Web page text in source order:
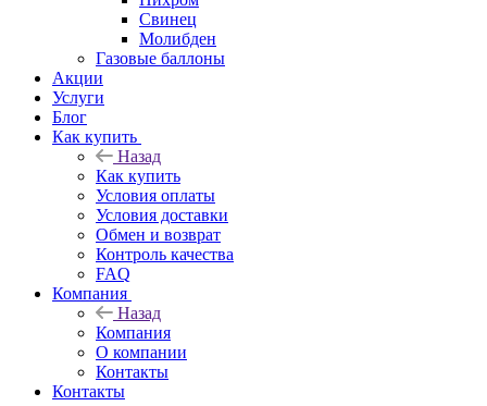
Свинец
Молибден
Газовые баллоны
Акции
Услуги
Блог
Как купить
Назад
Как купить
Условия оплаты
Условия доставки
Обмен и возврат
Контроль качества
FAQ
Компания
Назад
Компания
О компании
Контакты
Контакты